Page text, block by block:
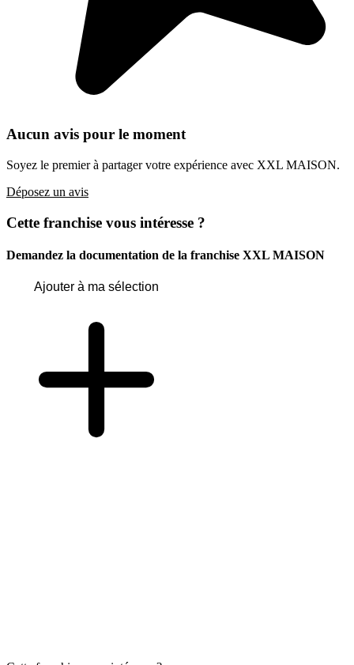
Aucun avis pour le moment
Soyez le premier à partager votre expérience avec XXL MAISON.
Déposez un avis
Cette franchise vous intéresse ?
Demandez la documentation de la franchise XXL MAISON
Ajouter à ma sélection